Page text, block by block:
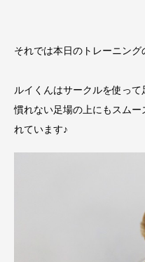
それでは本日のトレーニング
ルイくんはサークルを使って
慣れない足場の上にもスムー
れています♪